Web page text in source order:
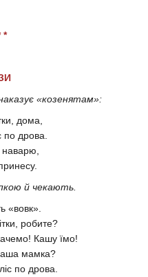
*
«козенятам»:
дома,
по дрова.
й чекають.
«вовк».
робите?
Кашу їмо!
мамка?
по дрова.